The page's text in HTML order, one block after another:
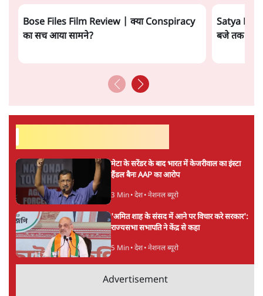
Bose Files Film Review | क्या Conspiracy
का सच आया सामने?
Satya
बजे तक की
मेटा के सरेंडर के बाद भारत में केजरीवाल का इंस्टा
हैंडल बैनः AAP का आरोप
3 Min• देश• नेशनल ब्यूरो
'अमित शाह के संसद में आने पर विचार करे सरकार':
राज्यसभा सभापति ने केंद्र से कहा
5 Min• देश• नेशनल ब्यूरो
Advertisement